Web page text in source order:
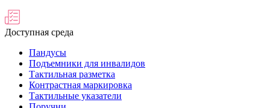
Доступная среда
Пандусы
Подъемники для инвалидов
Тактильная разметка
Контрастная маркировка
Тактильные указатели